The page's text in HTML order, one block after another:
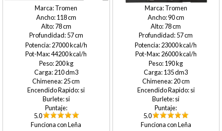
Tromen
118
78
57
27000
44200
200
210
25
si
si
5.0
Leña
Tromen
90
78
57
23000
26000
190
135
20
si
si
5.0
Leña